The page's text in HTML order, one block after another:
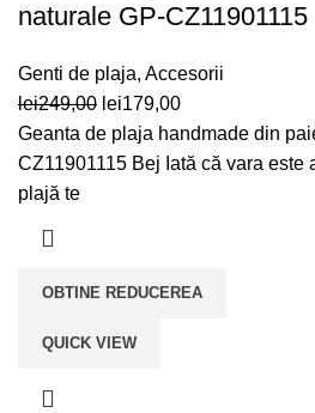
naturale GP-CZ11901115
Genti de plaja, Accesorii
lei249,00 Prețul
inițial
a
lei179,00Prețul
curent
este:
Geanta de plaja handmade din
CZ11901115 Bej Iată că vara este
plajă te
OBTINE REDUCEREA
QUICK VIEW